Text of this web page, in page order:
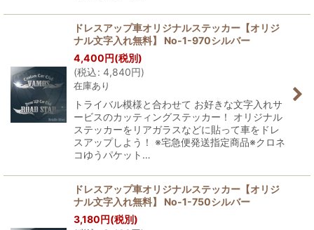
ドレスアップ車オリジナルステッカー【オリジ
ナル文字入れ無料】 No-1-970シルバー
4,400円(税別)
(税込: 4,840円)
在庫あり
トライバル模様と合わせて お好きな文字入れサ
ービスのカッティングステッカー！ オリジナル
ステッカーをリアガラスなどに貼って車をドレ
スアップしよう！ ※宅急便発送指定商品※クロネ
コゆうパケット…
ドレスアップ車オリジナルステッカー【オリジ
ナル文字入れ無料】 No-1-750シルバー
3,180円(税別)